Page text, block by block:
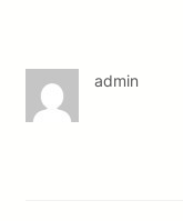
admin